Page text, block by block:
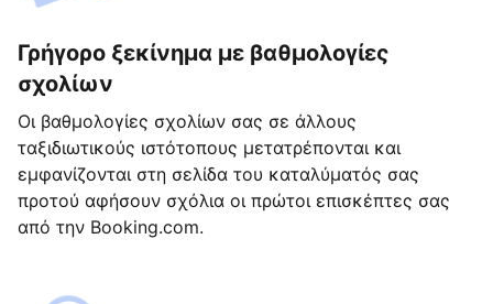
Γρήγορο ξεκίνημα με βαθμολογίες
σχολίων
Οι βαθμολογίες σχολίων σας σε άλλους
ταξιδιωτικούς ιστότοπους μετατρέπονται και
εμφανίζονται στη σελίδα του καταλύματός σας
προτού αφήσουν σχόλια οι πρώτοι επισκέπτες σας
από την Booking.com.